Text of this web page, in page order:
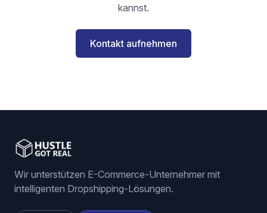
kannst.
Kontakt aufnehmen
Wir unterstützen E-Commerce-Unternehmer mit
intelligenten Dropshipping-Lösungen.